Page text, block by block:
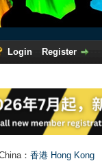
Login
Register
： 香港 Hong Kong